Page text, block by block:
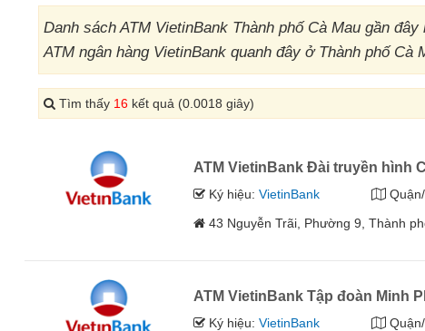
Danh sách ATM VietinBank Thành phố Cà Mau gần
ATM ngân hàng VietinBank quanh đây ở Thành phố
Tìm thấy 16 kết quả (0.0018 giây)
ATM VietinBank Đài truyền hình
Ký hiệu:VietinBank
43 Nguyễn Trãi, Phường 9, Thành
ATM VietinBank Tập đoàn Minh
Ký hiệu:VietinBank